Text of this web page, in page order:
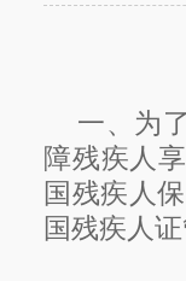
一、为
障残疾人
国残疾人
国残疾人